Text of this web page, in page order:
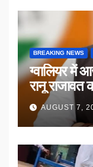
BREAKING NEWS
ग्वालियर में
रानू राजावत
AUGUST 7,